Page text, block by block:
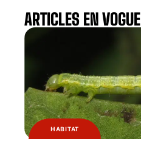
ARTICLES EN VOGUE
HABITAT